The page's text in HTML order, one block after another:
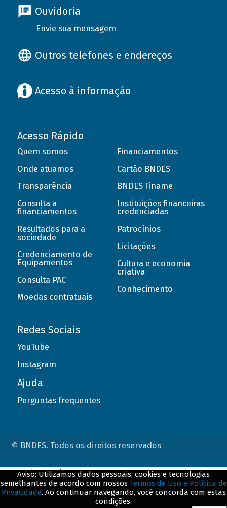
Ouvidoria
Envie sua mensagem
Outros telefones e endereços
Acesso à informação
Acesso Rápido
Quem somos
Onde atuamos
Transparência
Consulta a
financiamentos
Resultados para a
sociedade
Credenciamento de
Equipamentos
Consulta PAC
Moedas contratuais
Financiamentos
Cartão BNDES
BNDES Finame
Instituições financeiras
credenciadas
Patrocínios
Licitações
Cultura e economia
criativa
Conhecimento
Redes Sociais
YouTube
Instagram
Ajuda
Perguntas frequentes
© BNDES. Todos os direitos reservados
Aviso: Utilizamos dados pessoais, cookies e tecnologias
semelhantes de acordo com nossos Termos de Uso e Política de
Privacidade. Ao continuar navegando, você concorda com estas
condições.
ConteÃºdo complementar
${title}${badge}